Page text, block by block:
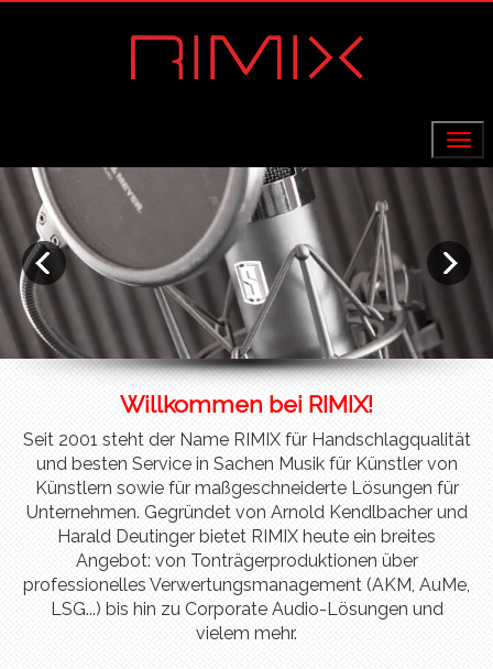
Willkommen bei RIMIX!
Seit 2001 steht der Name RIMIX für Handschlagqualität
und besten Service in Sachen Musik für Künstler von
Künstlern sowie für maßgeschneiderte Lösungen für
Unternehmen. Gegründet von Arnold Kendlbacher und
Harald Deutinger bietet RIMIX heute ein breites
Angebot: von Tonträgerproduktionen über
professionelles Verwertungsmanagement (AKM, AuMe,
LSG...) bis hin zu Corporate Audio-Lösungen und
vielem mehr.